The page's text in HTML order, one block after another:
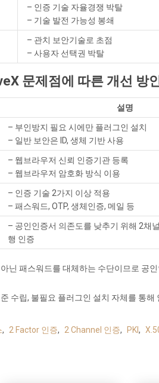
– 인증 기술 자율경쟁 박탈
– 기술 발전 가능성 봉쇄
– 관치 보안기술로 초점
– 사용자 선택권 박탈
문제점에 따른 개선 방
설명
– 부인방지 필요 시에만 플러그인 설치
– 일반 보안은 ID, 생체 기반 사용
– 웹브라우저 신뢰 인증기관 등록
– 웹브라우저 암호화 방식 이용
– 인증 기술 2가지 이상 적용
– 패스워드, OTP, 생체인증, 메일 등
– 공인인증서 의존도를 낮추기 위해 2채
행 인증
닌 패스워드를 대체하는 수단이므로 공
수립, 불필요 플러그인 설치 자체를 통해
, 2 Factor 인증, 2 Channel 인증, PKI,